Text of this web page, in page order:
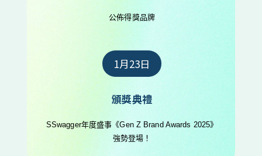
公佈得獎品牌
1月23日
頒獎典禮
SSwagger年度盛事《Gen Z Brand Awards 2025》
強勢登場！